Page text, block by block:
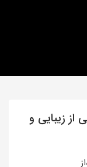
از زیبایی و